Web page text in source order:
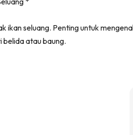
ikan seluang. Penting untuk
atau baung.